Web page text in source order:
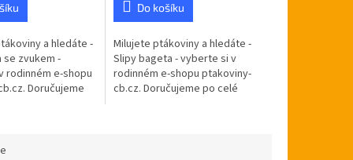
a hledáte -
se zvukem -
rodinném e-shopu
Doručujeme
Do košíku
Milujete ptákoviny a hledáte -
Slipy bageta - vyberte si v
rodinném e-shopu ptakoviny-
cb.cz. Doručujeme po celé